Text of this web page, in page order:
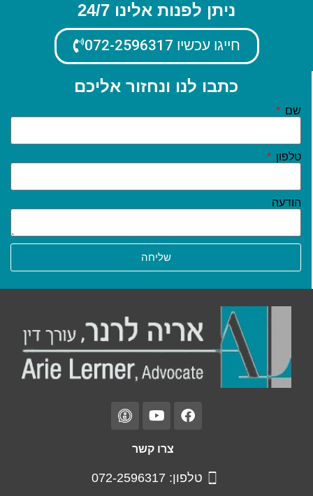
ניתן לפנות אלינו 24/7
חייגו עכשיו 072-2596317
כתבו לנו ונחזור אליכם
שם
טלפון
הודעה
שליחה
צרו קשר
טלפון: 072-2596317